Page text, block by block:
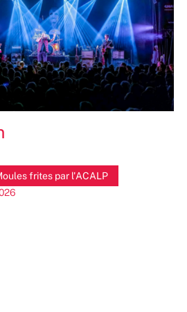
frites par l'ACALP